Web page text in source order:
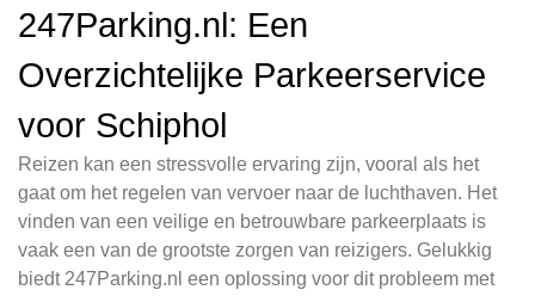
247Parking.nl: Een
Overzichtelijke Parkeerservice
voor Schiphol
Reizen kan een stressvolle ervaring zijn, vooral als het
gaat om het regelen van vervoer naar de luchthaven. Het
vinden van een veilige en betrouwbare parkeerplaats is
vaak een van de grootste zorgen van reizigers. Gelukkig
biedt 247Parking.nl een oplossing voor dit probleem met